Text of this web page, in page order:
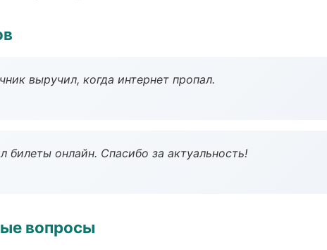
выручил, когда интернет пропал.
билеты онлайн. Спасибо за актуальность!
вопросы